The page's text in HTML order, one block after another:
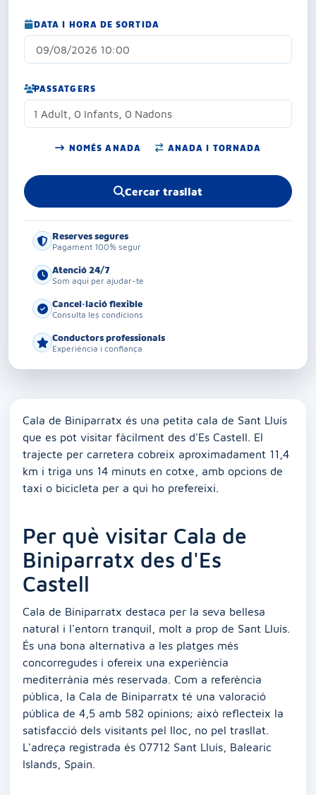
DATA I HORA DE SORTIDA
PASSATGERS
1 Adult, 0 Infants, 0 Nadons
NOMÉS ANADA ANADA I TORNADA
Cercar trasllat
Reserves segures
Pagament 100% segur
Atenció 24/7
Som aquí per ajudar-te
Cancel·lació flexible
Consulta les condicions
Conductors professionals
Experiència i confiança
Cala de Biniparratx és una petita cala de Sant Lluís
que es pot visitar fàcilment des d'Es Castell. El
trajecte per carretera cobreix aproximadament 11,4
km i triga uns 14 minuts en cotxe, amb opcions de
taxi o bicicleta per a qui ho prefereixi.
Per què visitar Cala de
Biniparratx des d'Es
Castell
Cala de Biniparratx destaca per la seva bellesa
natural i l'entorn tranquil, molt a prop de Sant Lluís.
És una bona alternativa a les platges més
concorregudes i ofereix una experiència
mediterrània més reservada. Com a referència
pública, la Cala de Biniparratx té una valoració
pública de 4,5 amb 582 opinions; això reflecteix la
satisfacció dels visitants pel lloc, no pel trasllat.
L'adreça registrada és 07712 Sant Lluís, Balearic
Islands, Spain.